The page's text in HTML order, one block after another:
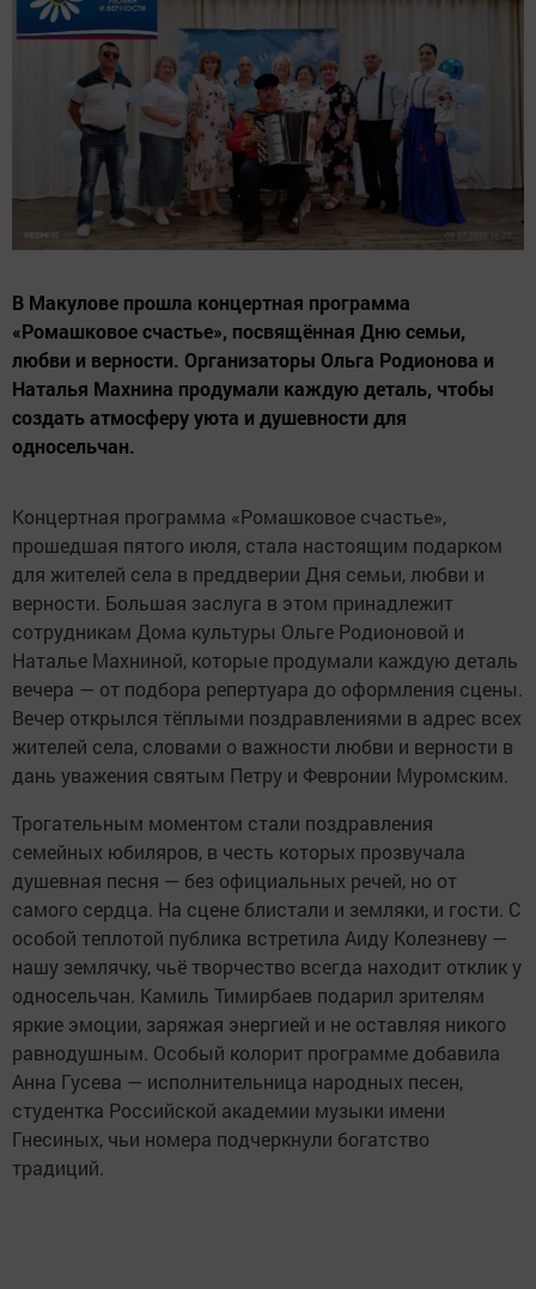
В Макулове прошла концертная программа
«Ромашковое счастье», посвящённая Дню семьи,
любви и верности. Организаторы Ольга Родионова и
Наталья Махнина продумали каждую деталь, чтобы
создать атмосферу уюта и душевности для
односельчан.
Концертная программа «Ромашковое счастье»,
прошедшая пятого июля, стала настоящим подарком
для жителей села в преддверии Дня семьи, любви и
верности. Большая заслуга в этом принадлежит
сотрудникам Дома культуры Ольге Родионовой и
Наталье Махниной, которые продумали каждую деталь
вечера — от подбора репертуара до оформления сцены.
Вечер открылся тёплыми поздравлениями в адрес всех
жителей села, словами о важности любви и верности в
дань уважения святым Петру и Февронии Муромским.
Трогательным моментом стали поздравления
семейных юбиляров, в честь которых прозвучала
душевная песня — без официальных речей, но от
самого сердца. На сцене блистали и земляки, и гости. С
особой теплотой публика встретила Аиду Колезневу —
нашу землячку, чьё творчество всегда находит отклик у
односельчан. Камиль Тимирбаев подарил зрителям
яркие эмоции, заряжая энергией и не оставляя никого
равнодушным. Особый колорит программе добавила
Анна Гусева — исполнительница народных песен,
студентка Российской академии музыки имени
Гнесиных, чьи номера подчеркнули богатство
традиций.